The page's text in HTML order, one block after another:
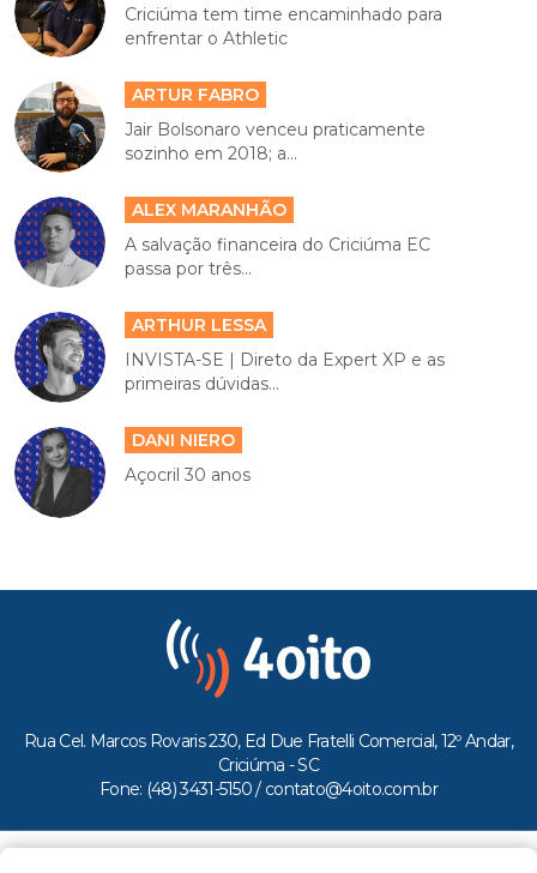
Criciúma tem time encaminhado para
enfrentar o Athletic
ARTUR FABRO
Jair Bolsonaro venceu praticamente
sozinho em 2018; a...
ALEX MARANHÃO
A salvação financeira do Criciúma EC
passa por três...
ARTHUR LESSA
INVISTA-SE | Direto da Expert XP e as
primeiras dúvidas...
DANI NIERO
Açocril 30 anos
Rua Cel. Marcos Rovaris 230, Ed Due Fratelli Comercial, 12º Andar,
Criciúma - SC
Fone: (48) 3431-5150 / contato@4oito.com.br